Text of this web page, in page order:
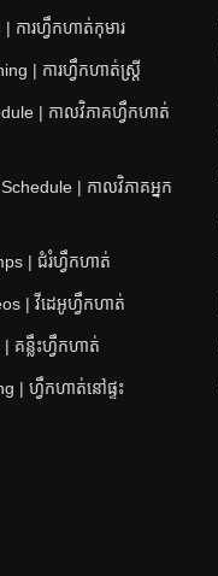
ការហ្វឹកហាត់កុមារ
| ការហ្វឹកហាត់ស្ត្រី
| កាលវិភាគហ្វឹកហាត់
| កាលវិភាគអ្នក
| ជំរំហ្វឹកហាត់
| វីដេអូហ្វឹកហាត់
គន្លឹះហ្វឹកហាត់
| ហ្វឹកហាត់នៅផ្ទះ